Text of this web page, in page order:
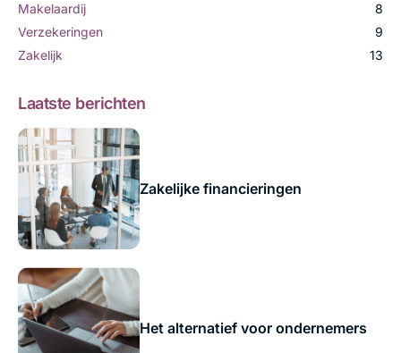
Makelaardij
8
Verzekeringen
9
Zakelijk
13
Laatste berichten
Zakelijke financieringen
Het alternatief voor ondernemers